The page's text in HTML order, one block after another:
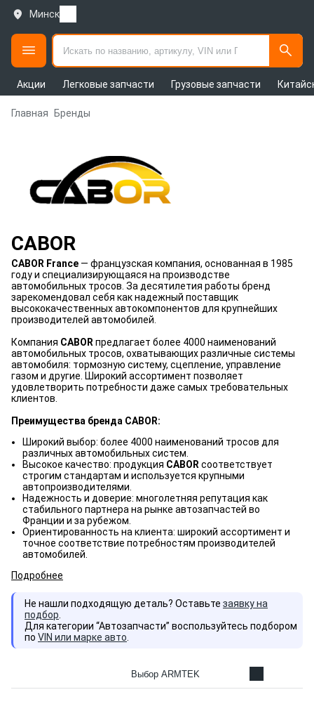
Минск
Акции Легковые запчасти Грузовые запчасти
Главная Бренды
CABOR
CABOR France — французская компания, основанная в 1985
году и специализирующаяся на производстве
автомобильных тросов. За десятилетия работы бренд
зарекомендовал себя как надежный поставщик
высококачественных автокомпонентов для крупнейших
производителей автомобилей.
Компания CABOR предлагает более 4000 наименований
автомобильных тросов, охватывающих различные системы
автомобиля: тормозную систему, сцепление, управление
газом и другие. Широкий ассортимент позволяет
удовлетворить потребности даже самых требовательных
клиентов.
Преимущества бренда CABOR:
Широкий выбор: более 4000 наименований тросов для
различных автомобильных систем.
Высокое качество: продукция CABOR соответствует
строгим стандартам и используется крупными
автопроизводителями.
Надежность и доверие: многолетняя репутация как
стабильного партнера на рынке автозапчастей во
Франции и за рубежом.
Ориентированность на клиента: широкий ассортимент и
точное соответствие потребностям производителей
автомобилей.
Подробнее
Не нашли подходящую деталь? Оставьте заявку на
подбор
Для категории “Автозапчасти” воспользуйтесь подбором
по VIN или марке авто
Выбор ARMTEK